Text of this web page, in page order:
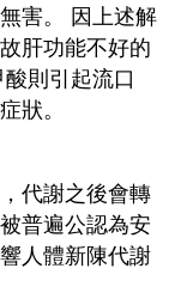
害。 因上述解
肝功能不好的
則引起流口
狀。
代謝之後會轉
普遍公認為安
人體新陳代謝